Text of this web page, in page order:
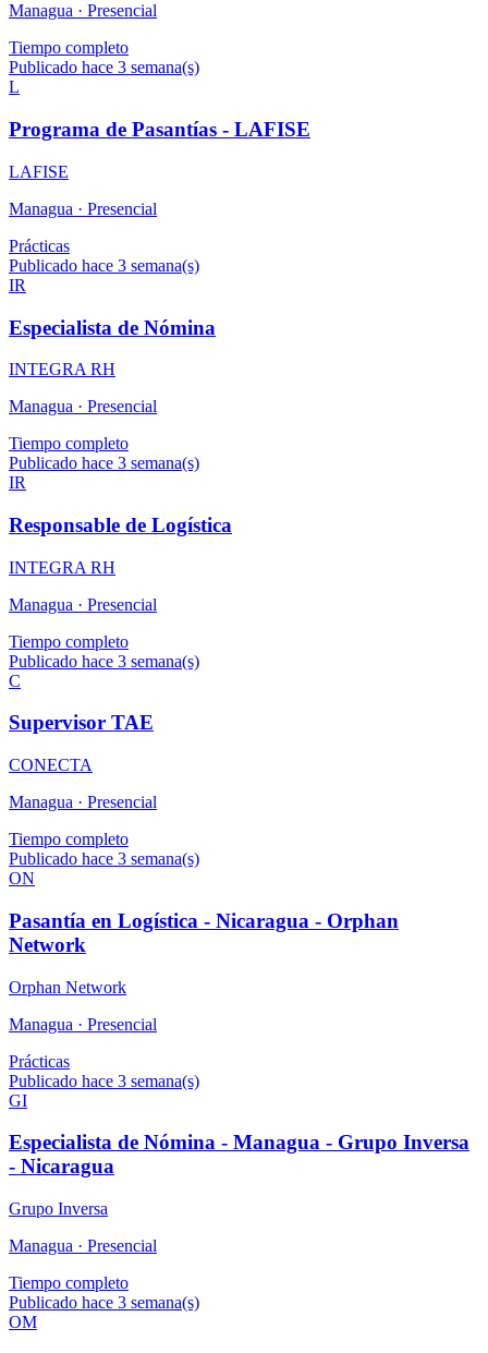
Managua · Presencial
Tiempo completo
Publicado hace 3 semana(s)
L
Programa de Pasantías - LAFISE
LAFISE
Managua · Presencial
Prácticas
Publicado hace 3 semana(s)
IR
Especialista de Nómina
INTEGRA RH
Managua · Presencial
Tiempo completo
Publicado hace 3 semana(s)
IR
Responsable de Logística
INTEGRA RH
Managua · Presencial
Tiempo completo
Publicado hace 3 semana(s)
C
Supervisor TAE
CONECTA
Managua · Presencial
Tiempo completo
Publicado hace 3 semana(s)
ON
Pasantía en Logística - Nicaragua - Orphan
Network
Orphan Network
Managua · Presencial
Prácticas
Publicado hace 3 semana(s)
GI
Especialista de Nómina - Managua - Grupo Inversa
- Nicaragua
Grupo Inversa
Managua · Presencial
Tiempo completo
Publicado hace 3 semana(s)
OM